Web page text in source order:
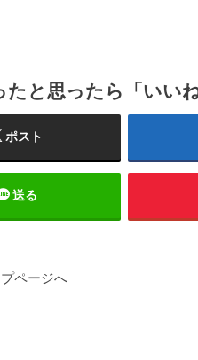
たと思ったら「いい
ポスト
送る
プページへ